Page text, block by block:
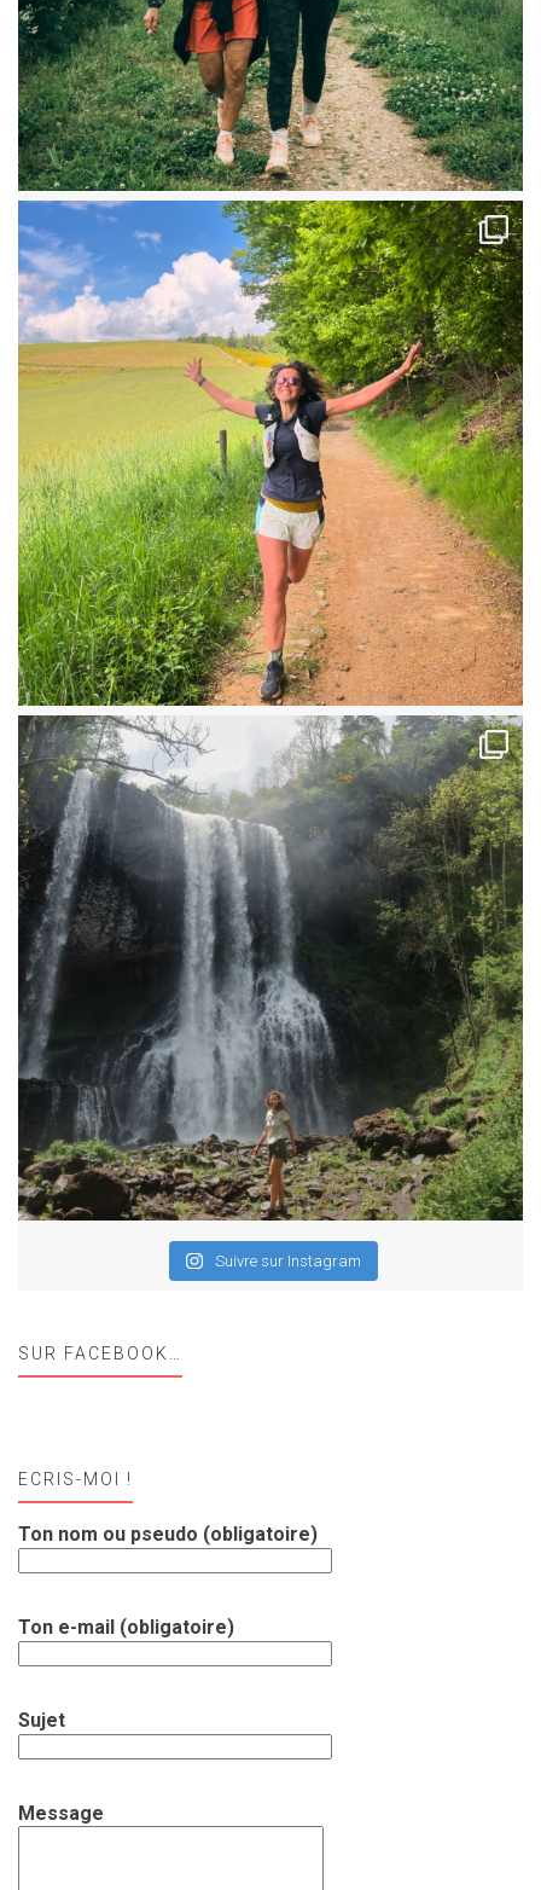
Suivre sur Instagram
SUR FACEBOOK…
ECRIS-MOI !
Ton nom ou pseudo (obligatoire)
Ton e-mail (obligatoire)
Sujet
Message